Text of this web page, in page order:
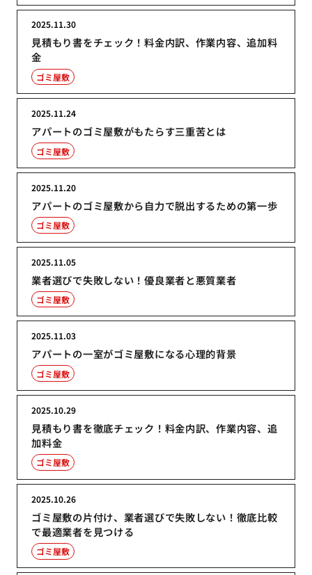
見積もり書をチェック！料金内訳、作業内容、追加料
金
2025.11.30
ゴミ屋敷
アパートのゴミ屋敷がもたらす三重苦とは
2025.11.24
ゴミ屋敷
アパートのゴミ屋敷から自力で脱出するための第一歩
2025.11.20
ゴミ屋敷
業者選びで失敗しない！優良業者と悪質業者
2025.11.05
ゴミ屋敷
アパートの一室がゴミ屋敷になる心理的背景
2025.11.03
ゴミ屋敷
見積もり書を徹底チェック！料金内訳、作業内容、追
加料金
2025.10.29
ゴミ屋敷
ゴミ屋敷の片付け、業者選びで失敗しない！徹底比較
で最適業者を見つける
2025.10.26
ゴミ屋敷